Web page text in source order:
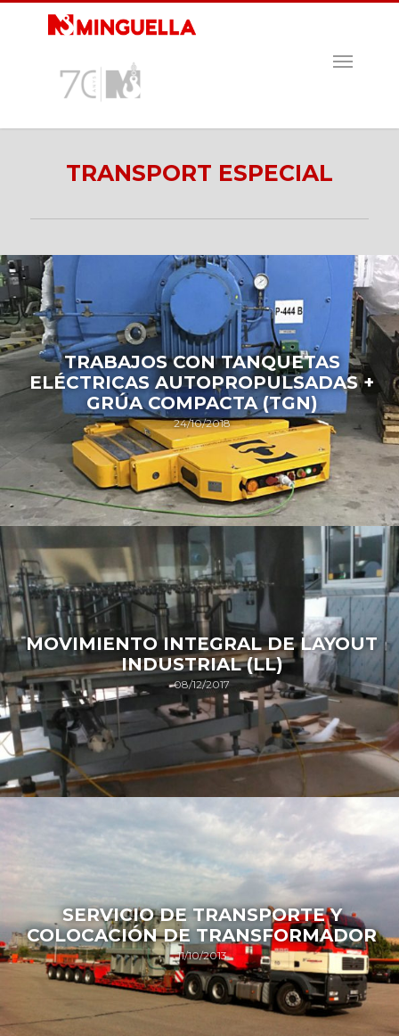
Skip
MENU
TRANSPORT ESPECIAL
TRABAJOS CON TANQUETAS
ELÉCTRICAS AUTOPROPULSADAS +
GRÚA COMPACTA (TGN)
24/10/2018
MOVIMIENTO INTEGRAL DE LAYOUT
INDUSTRIAL (LL)
08/12/2017
SERVICIO DE TRANSPORTE Y
COLOCACIÓN DE TRANSFORMADOR
11/10/2013